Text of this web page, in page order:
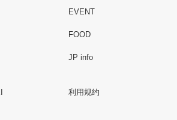
EVENT
FOOD
JP info
利用规约